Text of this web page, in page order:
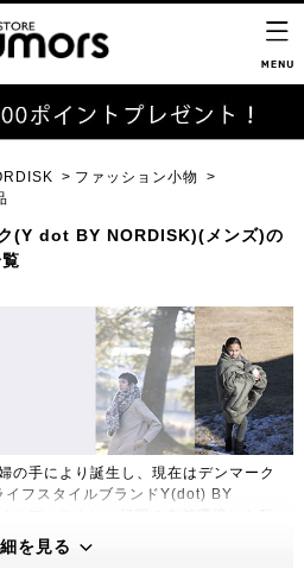
ファッション小物
(Y dot BY NORDISK)(メンズ)の
の手により誕生し、現在はデンマーク
イフスタイルブランドY(dot) BY
プロダクトは、アウトドアのプロフェ
数々の過酷な冒険やレースを支えてき
を見る